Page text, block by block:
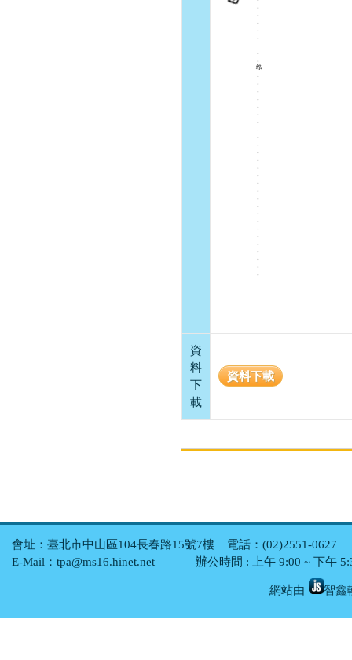
資
料
下
載
資料下載
會址：臺北市中山區104長春路15號7樓 電話：(02)2551-0627
E-Mail：tpa@ms16.hinet.net 辦公時間 : 上午 9:00 ~ 下午
網站由 智鑫